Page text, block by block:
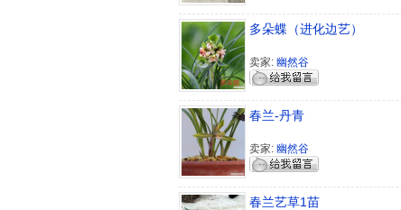
多朵蝶（进化边艺）
卖家: 幽然谷
春兰-丹青
卖家: 幽然谷
春兰艺草1苗